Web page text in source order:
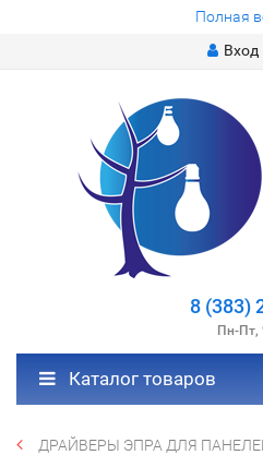
Полная
Вход
8 (383)
Пн-Пт,
Каталог товаров
ДРАЙВЕРЫ ЭПРА ДЛЯ